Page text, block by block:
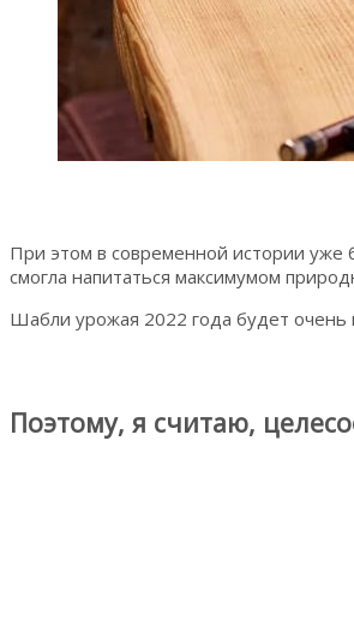
При этом в современной истории уже
смогла напитаться максимумом
Шабли урожая 2022 года будет
Поэтому, я считаю,